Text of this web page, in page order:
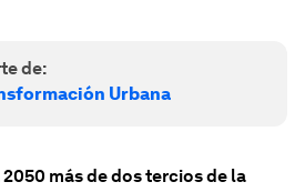
de:
Urbana
más de dos tercios de la